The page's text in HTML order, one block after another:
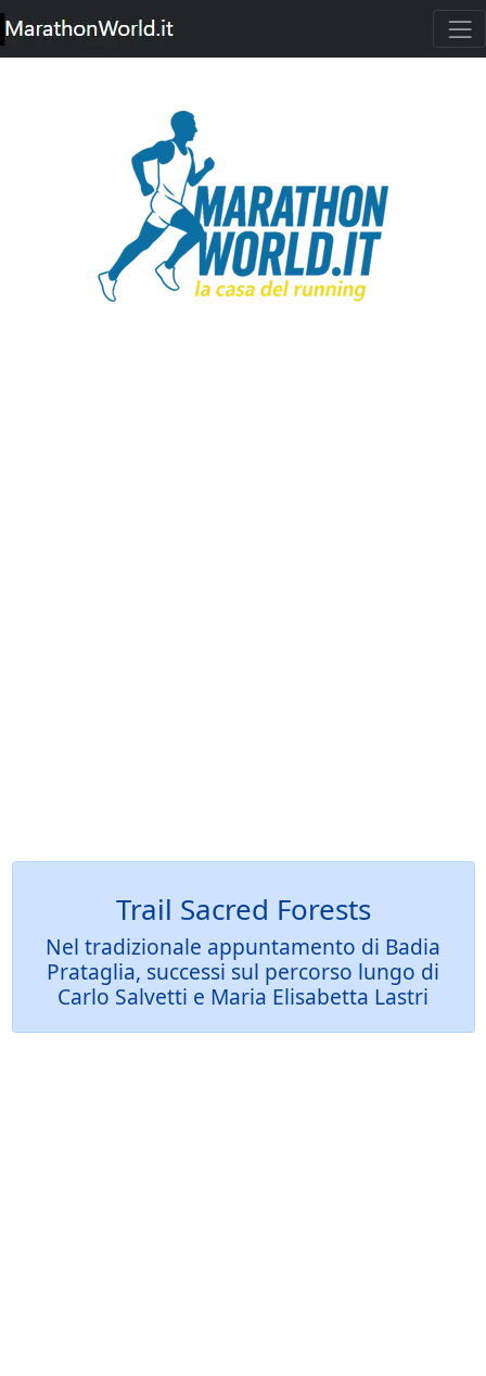
Trail Sacred Forests
Nel tradizionale appuntamento di Badia
Prataglia, successi sul percorso lungo di
Carlo Salvetti e Maria Elisabetta Lastri